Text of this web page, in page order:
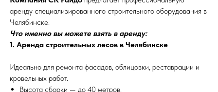
аренду специализированного строительного оборудования в
Челябинске.
Что именно вы можете взять в аренду:
1. Аренда строительных лесов в Челябинске
Идеально для ремонта фасадов, облицовки, реставрации и
кровельных работ.
Высота сборки — до 40 метров.